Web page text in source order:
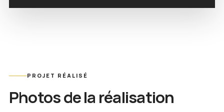
PROJET RÉALISÉ
Photos de la réalisation